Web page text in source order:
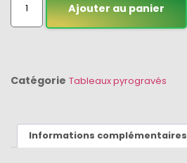
Ajouter au panier
Catégorie Tableaux pyrogravés
Informations complémentaires